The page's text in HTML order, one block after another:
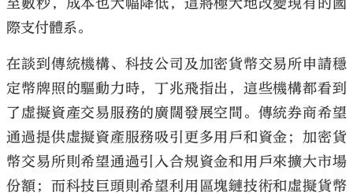
至數秒，成本也大幅降低，這將極大地改變現有的國
際支付體系。
在談到傳統機構、科技公司及加密貨幣交易所申請穩
定幣牌照的驅動力時，丁兆飛指出，這些機構都看到
了虛擬資產交易服務的廣闊發展空間。傳統券商希望
通過提供虛擬資產服務吸引更多用戶和資金；加密貨
幣交易所則希望通過引入合規資金和用戶來擴大市場
份額；而科技巨頭則希望利用區塊鏈技術和虛擬貨幣